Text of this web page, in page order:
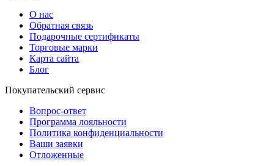
О нас
Обратная связь
Подарочные сертификаты
Торговые марки
Карта сайта
Блог
Покупательский сервис
Вопрос-ответ
Программа лояльности
Политика конфиденциальности
Ваши заявки
Отложенные